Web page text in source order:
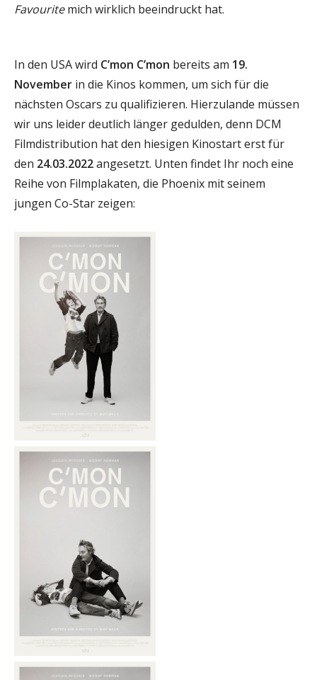
Favouritemich wirklich beeindruckt hat.
In den USA wird C’mon C’mon bereits am 19.
November in die Kinos kommen, um sich für die
nächsten Oscars zu qualifizieren. Hierzulande müssen
wir uns leider deutlich länger gedulden, denn DCM
Filmdistribution hat den hiesigen Kinostart erst für
den 24.03.2022angesetzt. Unten findet Ihr noch eine
Reihe von Filmplakaten, die Phoenix mit seinem
jungen Co-Star zeigen: